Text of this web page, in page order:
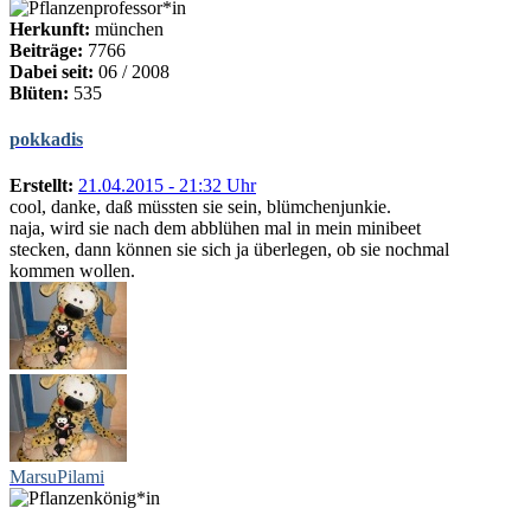
Herkunft: münchen
Beiträge: 7766
Dabei seit: 06 / 2008
Blüten: 535
pokkadis
Erstellt: 21.04.2015 - 21:32 Uhr
cool, danke, daß müssten sie sein, blümchenjunkie.
naja, wird sie nach dem abblühen mal in mein minibeet
stecken, dann können sie sich ja überlegen, ob sie nochmal
kommen wollen.
MarsuPilami